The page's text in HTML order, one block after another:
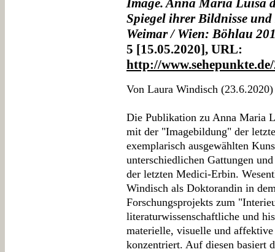
Image. Anna Maria Luisa
Spiegel ihrer Bildnisse
Weimar / Wien: Böhlau
5 [15.05.2020], URL:
http://
Von Laura Windisch (23.6.2020)
Die Publikation zu Anna Maria
mit der "Imagebildung" der
exemplarisch ausgewählten
unterschiedlichen Gattungen
der letzten Medici-Erbin.
Windisch als Doktorandin in
Forschungsprojekts zum
literaturwissenschaftliche und
materielle, visuelle und
konzentriert. Auf diesen basiert